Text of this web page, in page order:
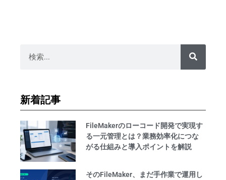
新着記事
FileMakerのローコード開発で実現す
る一元管理とは？業務効率化につな
がる仕組みと導入ポイントを解説
そのFileMaker、まだ手作業で運用し